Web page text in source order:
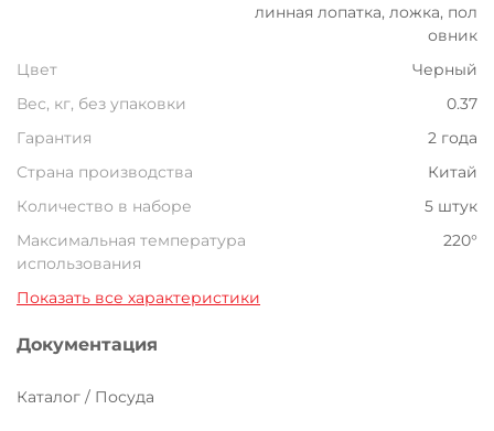
линная лопатка, ложка, пол
овник
Цвет
Черный
Вес, кг, без упаковки
0.37
Гарантия
2 года
Страна производства
Китай
Количество в наборе
5 штук
Максимальная температура
использования
220°
Показать все характеристики
Документация
Каталог / Посуда